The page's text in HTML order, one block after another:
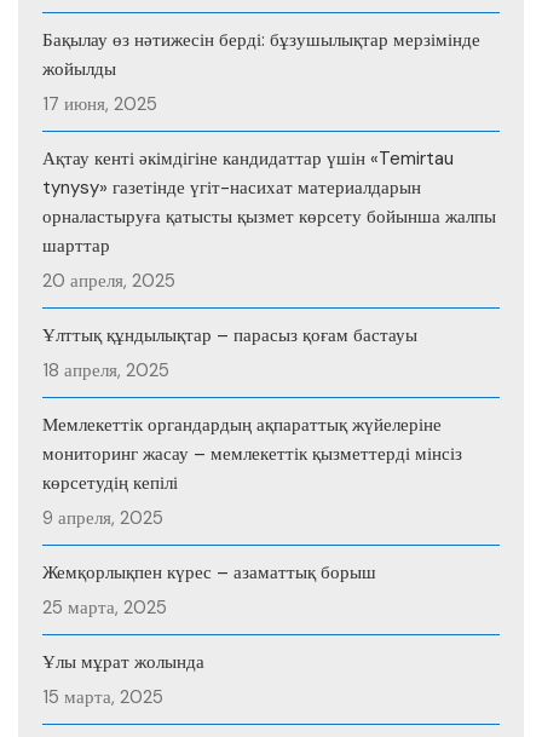
Бақылау өз нәтижесін берді: бұзушылықтар мерзімінде
жойылды
17 июня, 2025
Ақтау кенті әкімдігіне кандидаттар үшін «Temirtau
tynysy» газетінде үгіт-насихат материалдарын
орналастыруға қатысты қызмет көрсету бойынша жалпы
шарттар
20 апреля, 2025
Ұлттық құндылықтар – парасыз қоғам бастауы
18 апреля, 2025
Мемлекеттік органдардың ақпараттық жүйелеріне
мониторинг жасау – мемлекеттік қызметтерді мінсіз
көрсетудің кепілі
9 апреля, 2025
Жемқорлықпен күрес – азаматтық борыш
25 марта, 2025
Ұлы мұрат жолында
15 марта, 2025